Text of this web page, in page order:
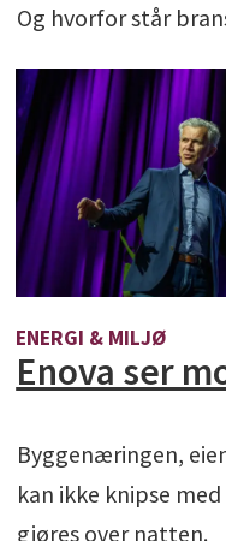
Og hvorfor står
ENERGI & MILJØ
Enova ser
Byggenæringen,
kan ikke knipse
gjøres over natten.